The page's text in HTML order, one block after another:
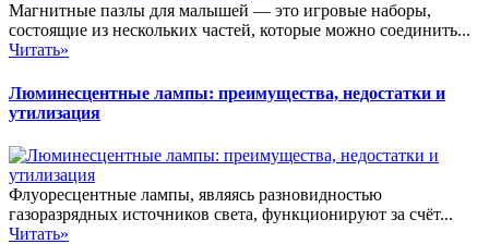
Магнитные пазлы для малышей — это игровые наборы,
состоящие из нескольких частей, которые можно соединить...
Читать»
Люминесцентные лампы: преимущества, недостатки и
утилизация
Флуоресцентные лампы, являясь разновидностью
газоразрядных источников света, функционируют за счёт...
Читать»